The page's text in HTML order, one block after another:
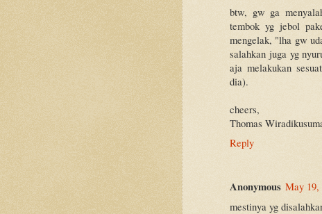
btw, gw ga
tembok yg jebol
mengelak, "lha gw
salahkan juga yg
aja melakukan
dia).
cheers,
Thomas
Reply
Anonymous May 19,
mestinya yg